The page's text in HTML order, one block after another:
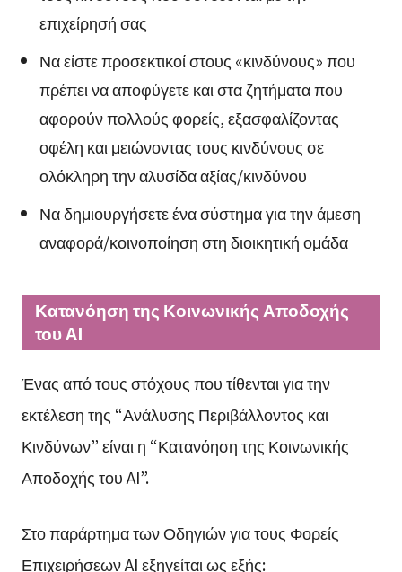
επιχείρησή σας
Να είστε προσεκτικοί στους «κινδύνους» που
πρέπει να αποφύγετε και στα ζητήματα που
αφορούν πολλούς φορείς, εξασφαλίζοντας
οφέλη και μειώνοντας τους κινδύνους σε
ολόκληρη την αλυσίδα αξίας/κινδύνου
Να δημιουργήσετε ένα σύστημα για την άμεση
αναφορά/κοινοποίηση στη διοικητική ομάδα
Κατανόηση της Κοινωνικής Αποδοχής
του AI
Ένας από τους στόχους που τίθενται για την
εκτέλεση της “Ανάλυσης Περιβάλλοντος και
Κινδύνων” είναι η “Κατανόηση της Κοινωνικής
Αποδοχής του AI”.
Στο παράρτημα των Οδηγιών για τους Φορείς
Επιχειρήσεων AI εξηγείται ως εξής: